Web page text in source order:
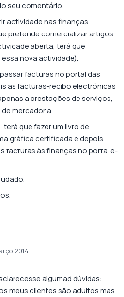
seu comentário.
actividade nas finanças
pretende comercializar artigos
aberta, terá que
nova actividade).
facturas no portal das
as facturas-recibo electrónicas
a prestações de serviços,
mercadoria.
terá que fazer um livro de
gráfica certificada e depois
facturas às finanças no portal e-
2014
algumad dúvidas:
meus clientes são adultos mas